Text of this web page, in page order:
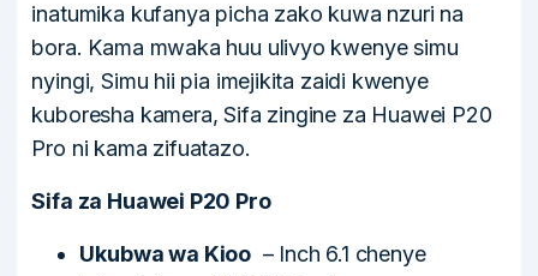
inatumika kufanya picha zako kuwa nzuri na
bora. Kama mwaka huu ulivyo kwenye simu
nyingi, Simu hii pia imejikita zaidi kwenye
kuboresha kamera, Sifa zingine za Huawei P20
Pro ni kama zifuatazo.
Sifa za Huawei P20 Pro
Ukubwa wa Kioo– Inch 6.1 chenye